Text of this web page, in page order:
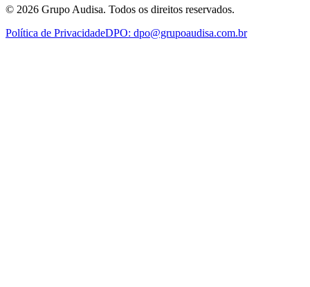
© 2026 Grupo Audisa. Todos os direitos reservados.
Política de PrivacidadeDPO: dpo@grupoaudisa.com.br